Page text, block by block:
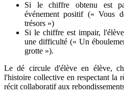
Si le chiffre obtenu est
événement positif (« Vous
trésors »)
Si le chiffre est impair,
une difficulté (« Un
grotte »).
Le dé circule d'élève en élève,
l'histoire collective en respectant la
récit collaboratif aux